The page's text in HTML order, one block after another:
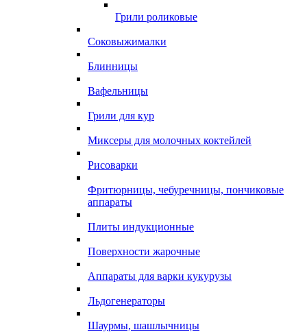
Грили роликовые
Соковыжималки
Блинницы
Вафельницы
Грили для кур
Миксеры для молочных коктейлей
Рисоварки
Фритюрницы, чебуречницы, пончиковые
аппараты
Плиты индукционные
Поверхности жарочные
Аппараты для варки кукурузы
Льдогенераторы
Шаурмы, шашлычницы